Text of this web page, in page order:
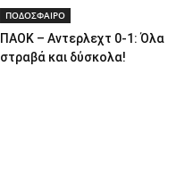
ΠΟΔΟΣΦΑΙΡΟ
ΠΑΟΚ – Αντερλεχτ 0-1: Όλα
στραβά και δύσκολα!